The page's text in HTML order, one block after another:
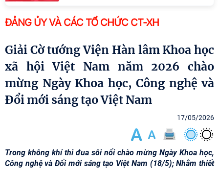
ĐẢNG ỦY VÀ CÁC TỔ CHỨC CT-XH
Giải Cờ tướng Viện Hàn lâm Khoa học
xã hội Việt Nam năm 2026 chào
mừng Ngày Khoa học, Công nghệ và
Đổi mới sáng tạo Việt Nam
17/05/2026
Trong không khí thi đua sôi nổi chào mừng Ngày Khoa học,
Công nghệ và Đổi mới sáng tạo Việt Nam (18/5); Nhằm thiết